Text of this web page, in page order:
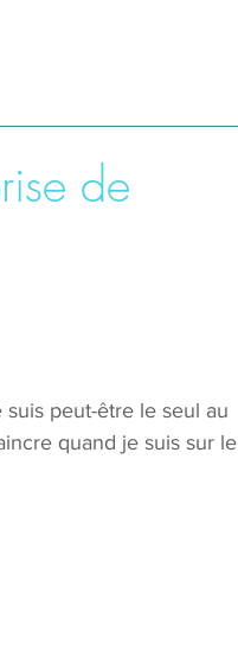
de
peut-être le seul au
quand je suis sur le